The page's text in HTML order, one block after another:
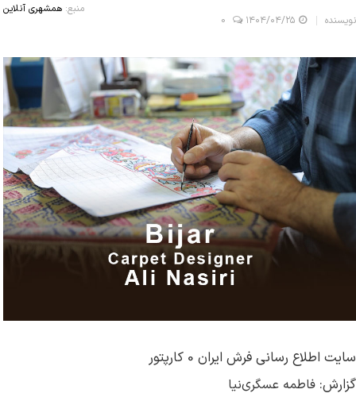
نویسنده ۱۴۰۴/۰۴/۲۵ 0
منبع: همشهری آنلاین
سایت اطلاع رسانی فرش ایران 0 کارپتور
گزارش: فاطمه عسگری‌نیا